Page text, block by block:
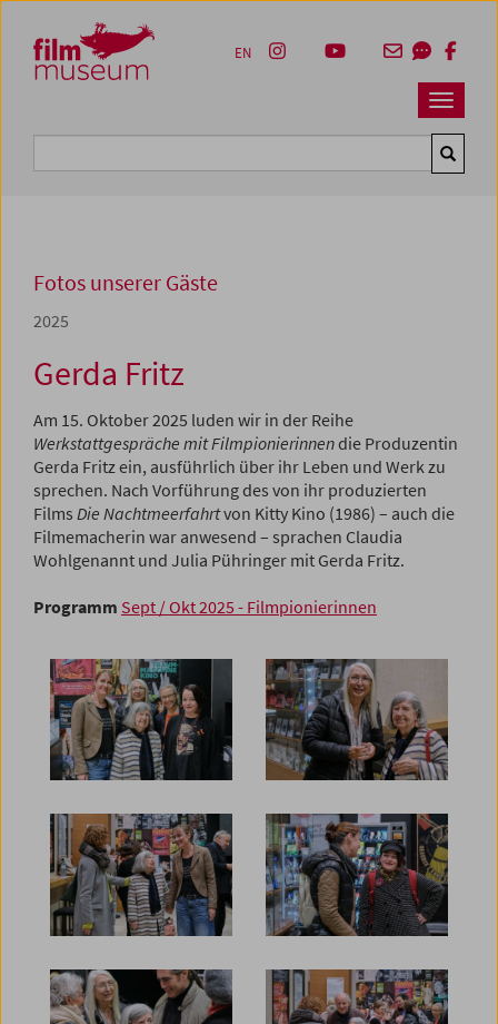
Zum Inhalt
Zum Hauptmenü
Zur Servicenavigation
Zum Suche
Navbar
EN
Fotos unserer Gäste
2025
Gerda Fritz
Am 15. Oktober 2025 luden wir in der Reihe
Werkstattgespräche mit Filmpionierinnendie Produzentin
Gerda Fritz ein, ausführlich über ihr Leben und Werk zu
sprechen. Nach Vorführung des von ihr produzierten
Films Die Nachtmeerfahrtvon Kitty Kino (1986) – auch die
Filmemacherin war anwesend – sprachen Claudia
Wohlgenannt und Julia Pühringer mit Gerda Fritz.
Programm Sept / Okt 2025 - Filmpionierinnen